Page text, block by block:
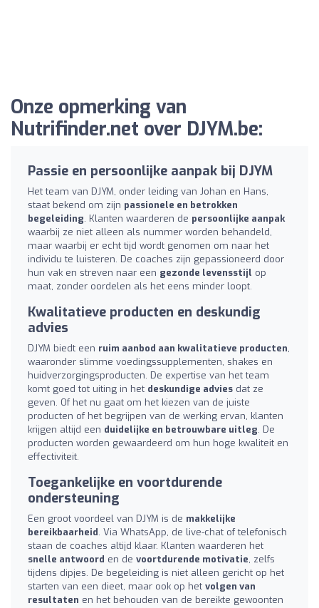
Onze opmerking van
Nutrifinder.net over DJYM.be:
Passie en persoonlijke aanpak bij DJYM
Het team van DJYM, onder leiding van Johan en Hans,
staat bekend om zijn passionele en betrokken
begeleiding. Klanten waarderen de persoonlijke aanpak
waarbij ze niet alleen als nummer worden behandeld,
maar waarbij er echt tijd wordt genomen om naar het
individu te luisteren. De coaches zijn gepassioneerd door
hun vak en streven naar een gezonde levensstijl op
maat, zonder oordelen als het eens minder loopt.
Kwalitatieve producten en deskundig
advies
DJYM biedt een ruim aanbod aan kwalitatieve producten,
waaronder slimme voedingssupplementen, shakes en
huidverzorgingsproducten. De expertise van het team
komt goed tot uiting in het deskundige advies dat ze
geven. Of het nu gaat om het kiezen van de juiste
producten of het begrijpen van de werking ervan, klanten
krijgen altijd een duidelijke en betrouwbare uitleg. De
producten worden gewaardeerd om hun hoge kwaliteit en
effectiviteit.
Toegankelijke en voortdurende
ondersteuning
Een groot voordeel van DJYM is de makkelijke
bereikbaarheid. Via WhatsApp, de live-chat of telefonisch
staan de coaches altijd klaar. Klanten waarderen het
snelle antwoord en de voortdurende motivatie, zelfs
tijdens dipjes. De begeleiding is niet alleen gericht op het
starten van een dieet, maar ook op het volgen van
resultaten en het behouden van de bereikte gewoonten